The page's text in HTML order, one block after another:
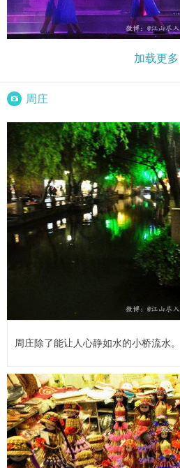
加载更多
 周庄
周庄除了能让人心静如水的小桥流水。